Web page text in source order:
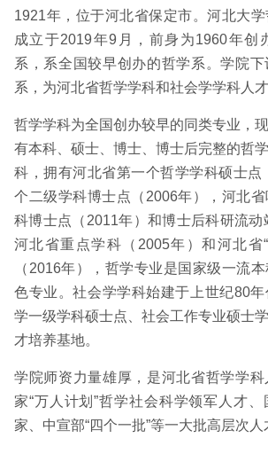
1921年，位于河北省保定市。河北大
成立于2019年9月，前身为1960年创
系，系全国较早创办的哲学系。学院
系，为河北省哲学学科和社会学学科人才
哲学学科为全国创办较早的同类专业，
有本科、硕士、博士、博士后完整的哲
科，拥有河北省第一个哲学学科硕士点
个二级学科博士点（2006年），河北
科博士点（2011年）和博士后科研流动
河北省重点学科（2005年）和河北省
（2016年），哲学专业是国家级一流
色专业。社会学学科始建于上世纪80
学一级学科硕士点、社会工作专业硕士
才培养基地。
学院师资力量雄厚，是河北省哲学学科
家“万人计划”哲学社会科学领军人才
家、中宣部“四个一批”等一大批高层次人